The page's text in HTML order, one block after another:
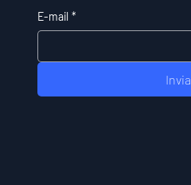
E-mail *
Invia